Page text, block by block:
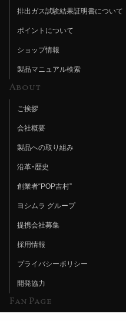
排出ガス試験結果証明書について
ポイントについて
ショップ情報
製品マニュアル検索
About
ご挨拶
会社概要
製品への取り組み
沿革・歴史
創業者“POP吉村”
ヨシムラ グループ
提携会社募集
採用情報
プライバシーポリシー
開発協力
Fan Page